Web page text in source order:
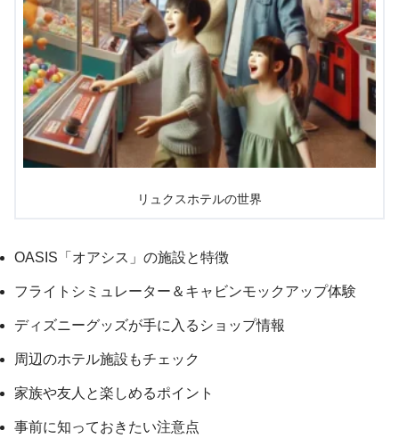
リュクスホテルの世界
OASIS「オアシス」の施設と特徴
フライトシミュレーター＆キャビンモックアップ体験
ディズニーグッズが手に入るショップ情報
周辺のホテル施設もチェック
家族や友人と楽しめるポイント
事前に知っておきたい注意点